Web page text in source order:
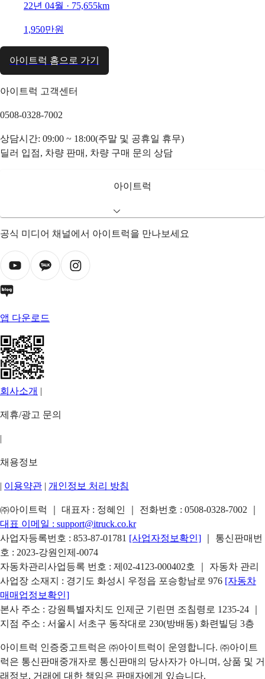
22년 04월 · 75,655km
1,950만원
아이트럭 홈으로 가기
아이트럭 고객센터
0508-0328-7002
상담시간: 09:00 ~ 18:00(주말 및 공휴일 휴무)
딜러 입점, 차량 판매, 차량 구매 문의 상담
아이트럭
공식 미디어 채널에서 아이트럭을 만나보세요
앱 다운로드
회사소개 |
제휴/광고 문의
|
채용정보
| 이용약관 | 개인정보 처리 방침
㈜아이트럭 ｜ 대표자 : 정혜인 ｜ 전화번호 : 0508-0328-7002
대표 이메일 : support@itruck.co.kr
사업자등록번호 : 853-87-01781 [사업자정보확인]
｜ 통신판매번
호 : 2023-강원인제-0074
자동차관리사업등록 번호 : 제02-4123-000402호 ｜ 자동차 관리
사업장 소재지 : 경기도 화성시 우정읍 포승항남로 976 [자동차
매매업정보확인]
본사 주소 : 강원특별자치도 인제군 기린면 조침령로 1235-24 ｜
지점 주소 : 서울시 서초구 동작대로 230(방배동) 화련빌딩 3층
아이트럭 인증중고트럭은 ㈜아이트럭이 운영합니다. ㈜아이트
럭은 통신판매중개자로 통신판매의 당사자가 아니며, 상품 및 거
래정보, 거래에 대한 책임은 판매자에게 있습니다.